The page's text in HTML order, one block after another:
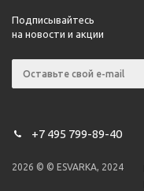
Подписывайтесь
на новости и акции
+7 495 799-89-40
2026 © © ESVARKA, 2024